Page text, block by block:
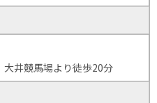
井競馬場より徒歩20分